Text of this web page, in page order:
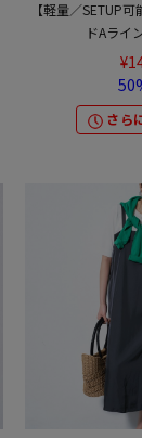
【軽量／SETUP
ドAライ
さら